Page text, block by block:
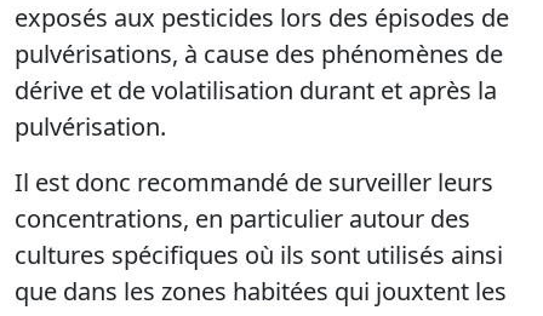
exposés aux pesticides lors des épisodes de
pulvérisations, à cause des phénomènes de
dérive et de volatilisation durant et après la
pulvérisation.
Il est donc recommandé de surveiller leurs
concentrations, en particulier autour des
cultures spécifiques où ils sont utilisés ainsi
que dans les zones habitées qui jouxtent les